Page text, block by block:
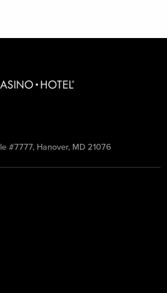
#7777, Hanover, MD 21076